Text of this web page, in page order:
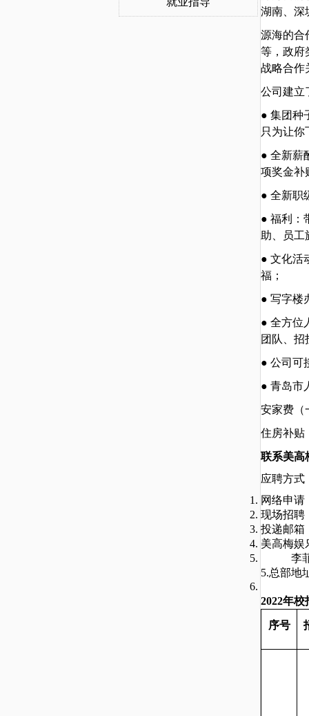
湖南、深
源海的合
等，政府
战略合作
公司建立
● 集团种
只为让你
● 全新薪
项奖金补
● 全新职
● 福利：
助、员工
● 文化活
福；
● 写字楼
● 全方位
团队、
● 公司可
● 青岛市
安家费（
住房补贴
联系美高
应聘方式
网络申请
现场招聘
投递邮箱
美高梅娱
李
5.总部地
2022年校
序号